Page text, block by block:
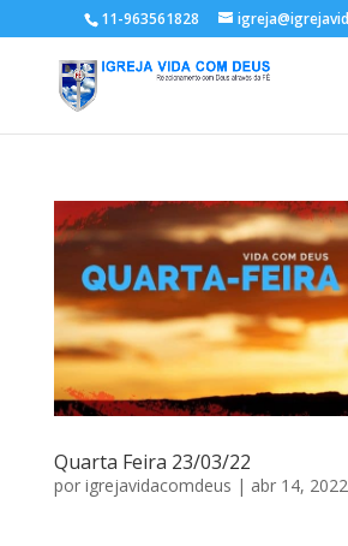
11-963561828
Quarta Feira 23/03/22
por igrejavidacomdeus | abr 14, 2022